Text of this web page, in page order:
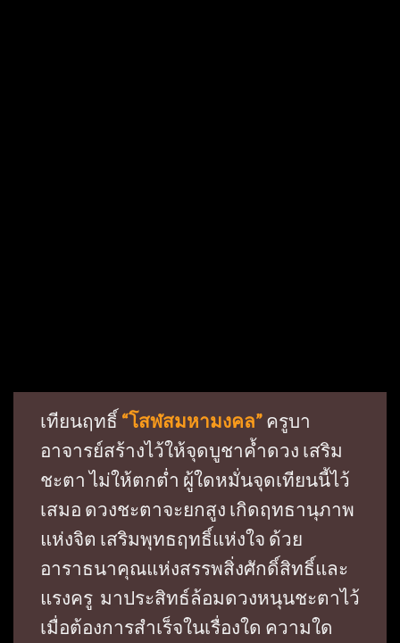
เทียนฤทธิ์ “โสฬสมหามงคล” ครูบา
อาจารย์สร้างไว้ให้จุดบูชาค้ำดวง เสริม
ชะตา ไม่ให้ตกต่ำ ผู้ใดหมั่นจุดเทียนนี้ไว้
เสมอ ดวงชะตาจะยกสูง เกิดฤทธานุภาพ
แห่งจิต เสริมพุทธฤทธิ์แห่งใจ ด้วย
อาราธนาคุณแห่งสรรพสิ่งศักดิ์สิทธิ์และ
แรงครู มาประสิทธ์ล้อมดวงหนุนชะตาไว้
เมื่อต้องการสำเร็จในเรื่องใด ความใด